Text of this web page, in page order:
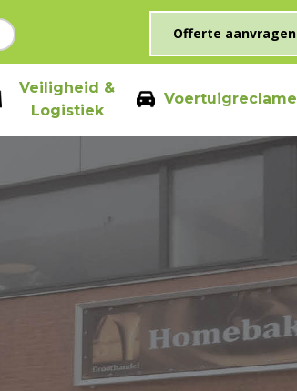
Offerte aanvragen
Veiligheid &
Logistiek
Voertuigreclame